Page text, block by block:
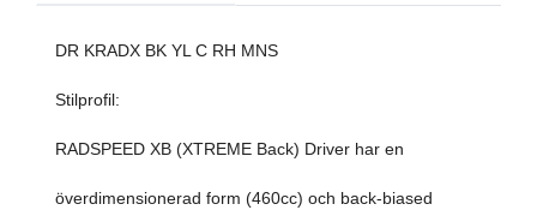
DR KRADX BK YL C RH MNS
Stilprofil:
RADSPEED XB (XTREME Back) Driver har en
överdimensionerad form (460cc) och back-biased